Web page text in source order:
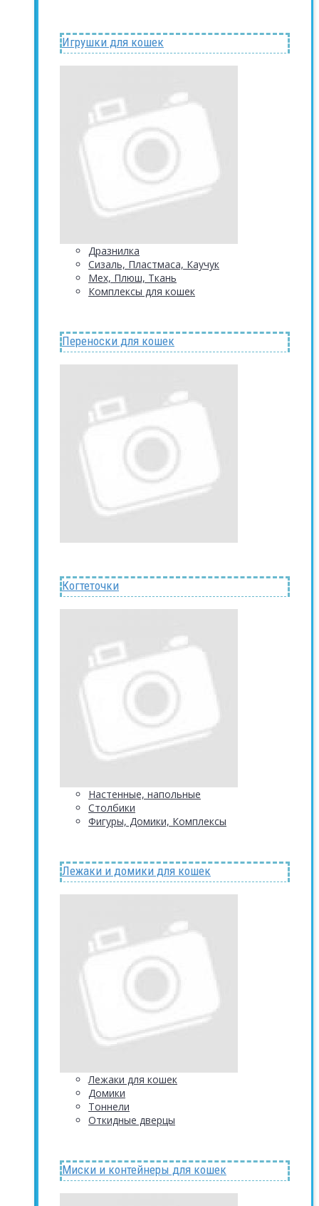
Игрушки для кошек
Дразнилка
Сизаль, Пластмаса, Каучук
Мех, Плюш, Ткань
Комплексы для кошек
Переноски для кошек
Когтеточки
Настенные, напольные
Столбики
Фигуры, Домики, Комплексы
Лежаки и домики для кошек
Лежаки для кошек
Домики
Тоннели
Откидные дверцы
Миски и контейнеры для кошек